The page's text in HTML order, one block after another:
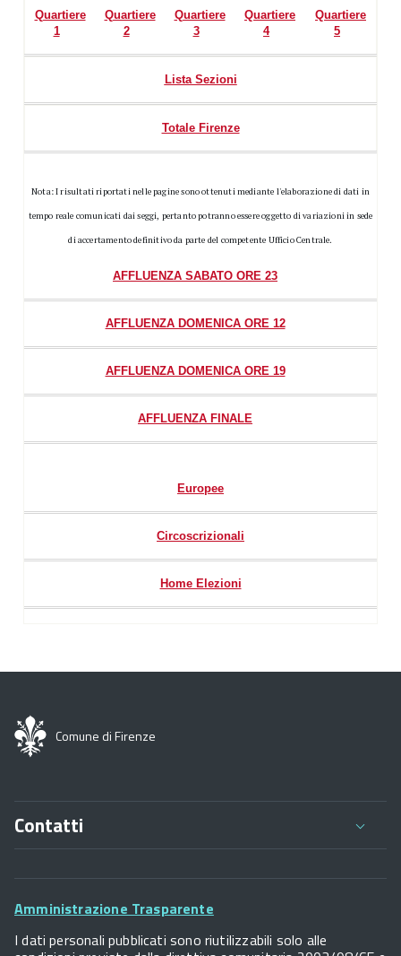
Quartiere
1
Quartiere
2
Quartiere
3
Quartiere
4
Quartiere
5
Lista Sezioni
Totale Firenze
Nota: I risultati riportati nelle pagine sono ottenuti mediante l'elaborazione di dati in
tempo reale comunicati dai seggi, pertanto potranno essere oggetto di variazioni in sede
di accertamento definitivo da parte del competente Ufficio Centrale.
AFFLUENZA SABATO ORE 23
AFFLUENZA DOMENICA ORE 12
AFFLUENZA DOMENICA ORE 19
AFFLUENZA FINALE
Europee
Circoscrizionali
Home Elezioni
Comune di Firenze
Contatti
Palazzo Vecchio
P.IVA 01307110484
Footer
Amministrazione Trasparente
I dati personali pubblicati sono riutilizzabili solo alle